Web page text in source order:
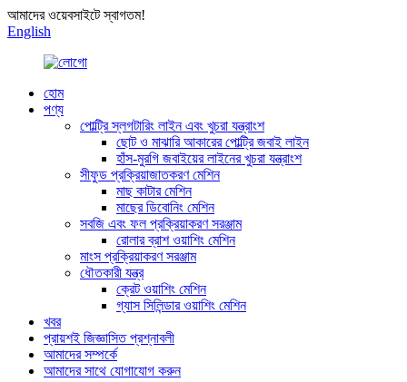
আমাদের ওয়েবসাইটে স্বাগতম!
English
হোম
পণ্য
পোল্ট্রি স্লগটারিং লাইন এবং খুচরা যন্ত্রাংশ
ছোট ও মাঝারি আকারের পোল্ট্রি জবাই লাইন
হাঁস-মুরগি জবাইয়ের লাইনের খুচরা যন্ত্রাংশ
সীফুড প্রক্রিয়াজাতকরণ মেশিন
মাছ কাটার মেশিন
মাছের ডিবোনিং মেশিন
সবজি এবং ফল প্রক্রিয়াকরণ সরঞ্জাম
রোলার ব্রাশ ওয়াশিং মেশিন
মাংস প্রক্রিয়াকরণ সরঞ্জাম
ধৌতকারী যন্ত্র
ক্রেট ওয়াশিং মেশিন
গ্যাস সিলিন্ডার ওয়াশিং মেশিন
খবর
প্রায়শই জিজ্ঞাসিত প্রশ্নাবলী
আমাদের সম্পর্কে
আমাদের সাথে যোগাযোগ করুন